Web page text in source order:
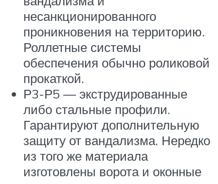
несанкционированного
проникновения на территорию.
Роллетные системы
обеспечения обычно роликовой
прокаткой.
Р3-Р5 — экструдированные
либо стальные профили.
Гарантируют дополнительную
защиту от вандализма. Нередко
из того же материала
изготовлены ворота и оконные